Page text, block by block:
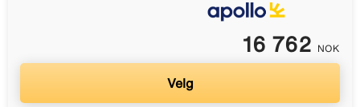
16 762 NOK
Velg